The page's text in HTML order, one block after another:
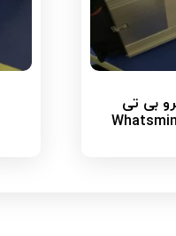
بی تی